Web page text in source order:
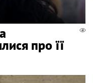
про її